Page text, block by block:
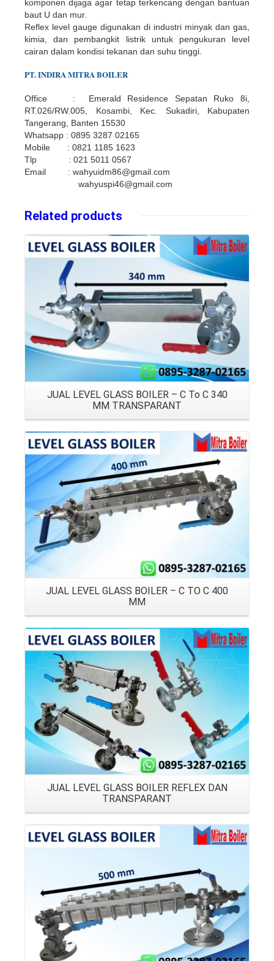
komponen dijaga agar tetap terkencang dengan bantuan
baut U dan mur.
Reflex level gauge digunakan di industri minyak dan gas,
kimia, dan pembangkit listrik untuk pengukuran level
cairan dalam kondisi tekanan dan suhu tinggi.
PT.INDIRAMITRA BOILER
Office : Emerald Residence Sepatan Ruko 8i,
RT.026/RW.005, Kosambi, Kec. Sukadiri, Kabupaten
Tangerang, Banten 15530
Whatsapp : 0895 3287 02165
Mobile : 0821 1185 1623
Tlp : 021 5011 0567
Email : wahyuidm86@gmail.com
wahyuspi46@gmail.com
Related products
Details
JUAL LEVEL GLASS BOILER – C To C 340
MM TRANSPARANT
Details
JUAL LEVEL GLASS BOILER – C TO C 400
MM
Details
JUAL LEVEL GLASS BOILER REFLEX DAN
TRANSPARANT
Details